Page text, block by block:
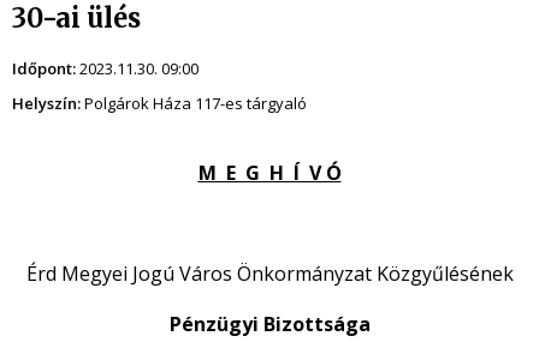
30-ai ülés
Időpont:2023.11.30. 09:00
Helyszín:Polgárok Háza 117-es tárgyaló
M E G H Í V Ó
Érd Megyei Jogú Város Önkormányzat Közgyűlésének
Pénzügyi Bizottsága